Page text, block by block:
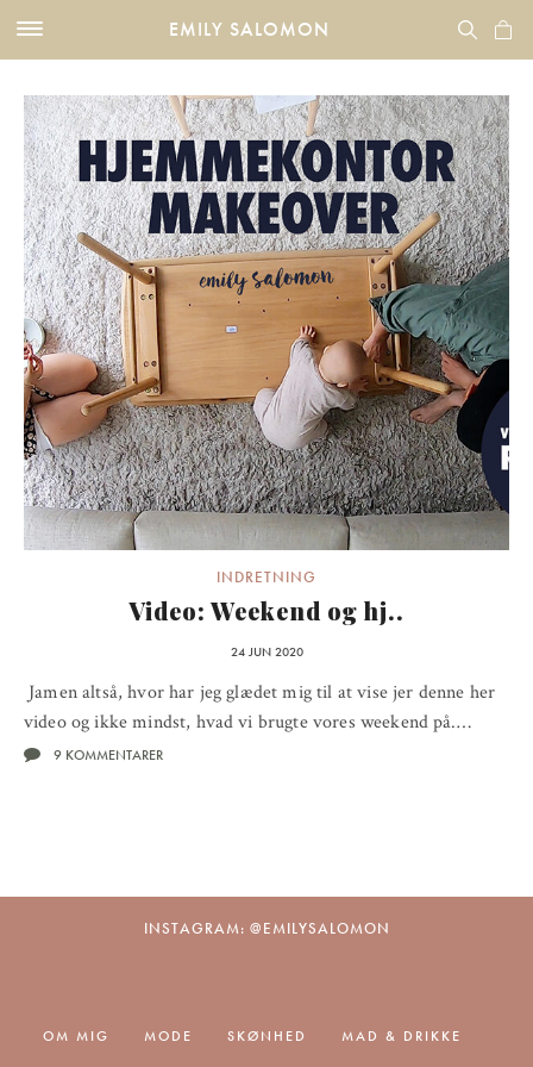
EMILY SALOMON
INDRETNING
Video: Weekend og hj..
24 JUN 2020
Jamen altså, hvor har jeg glædet mig til at vise jer denne her
video og ikke mindst, hvad vi brugte vores weekend på.…
9 KOMMENTARER
INSTAGRAM: @EMILYSALOMON
OM MIG MODE SKØNHED
MAD & DRIKKE